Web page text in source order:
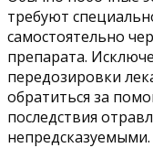
требуют
самостоятельно
препарата.
передозировки
обратиться за
последствия
непредсказуемыми.